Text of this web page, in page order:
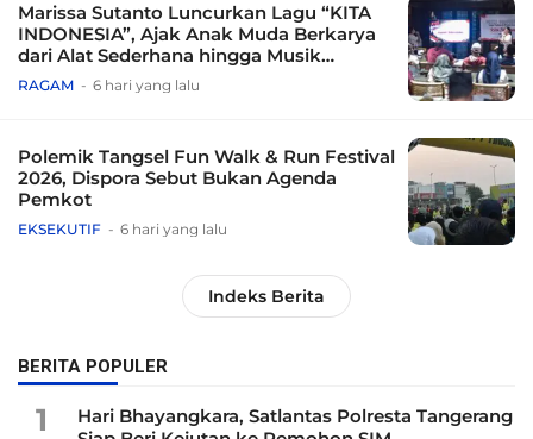
Marissa Sutanto Luncurkan Lagu “KITA
INDONESIA”, Ajak Anak Muda Berkarya
dari Alat Sederhana hingga Musik
Tradisional
RAGAM 6 hari yang lalu
Polemik Tangsel Fun Walk & Run Festival
2026, Dispora Sebut Bukan Agenda
Pemkot
EKSEKUTIF 6 hari yang lalu
Indeks Berita
BERITA POPULER
1
Hari Bhayangkara, Satlantas Polresta Tangerang